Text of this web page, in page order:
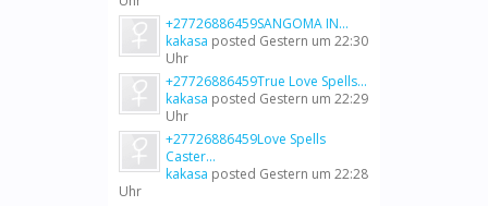
+27726886459SANGOMA IN...
kakasa posted Gestern um 22:30
Uhr
+27726886459True Love Spells...
kakasa posted Gestern um 22:29
Uhr
+27726886459Love Spells
Caster...
kakasa posted Gestern um 22:28
Uhr